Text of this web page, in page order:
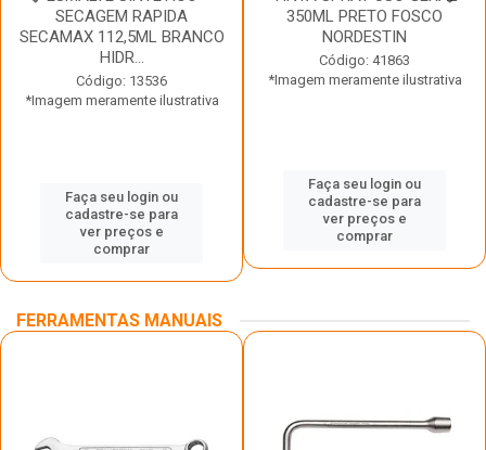
SECAGEM RAPIDA
SECAMAX 112,5ML BRANCO
HIDR...
Código: 13536
*Imagem meramente ilustrativa
Faça seu login ou
cadastre-se para
ver preços e
comprar
350ML PRETO FOSCO
NORDESTIN
Código: 41863
*Imagem meramente ilustrativa
Faça seu login ou
cadastre-se para
ver preços e
comprar
FERRAMENTAS MANUAIS